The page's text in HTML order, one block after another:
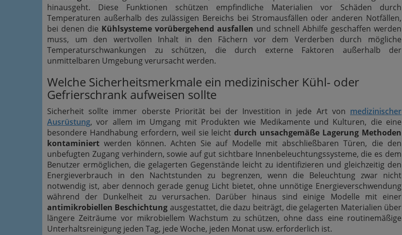
hinausgeht. Diese Funktionen schützen empfindliche Materialien vor Schäden durch
Temperaturen außerhalb des zulässigen Bereichs bei Stromausfällen oder anderen Notfällen,
bei denen die Kühlsysteme vorübergehend ausfallen und schnell Abhilfe geschaffen werden
muss, um den wertvollen Inhalt in den Fächern vor dem Verderben durch mögliche
Temperaturschwankungen zu schützen, die durch externe Faktoren außerhalb der
unmittelbaren Umgebung verursacht werden.
Welche Sicherheitsmerkmale ein medizinischer Kühl- oder
Gefrierschrank aufweisen sollte
Sicherheit sollte immer oberste Priorität bei der Investition in jede Art von medizinischer
Ausrüstung, vor allem im Umgang mit Produkten wie Medikamente und Kulturen, die eine
besondere Handhabung erfordern, weil sie leichtdurch unsachgemäße Lagerung Methoden
kontaminiert werden können. Achten Sie auf Modelle mit abschließbaren Türen, die den
unbefugten Zugang verhindern, sowie auf gut sichtbare Innenbeleuchtungssysteme, die es dem
Benutzer ermöglichen, die gelagerten Gegenstände leicht zu identifizieren und gleichzeitig den
Energieverbrauch in den Nachtstunden zu begrenzen, wenn die Beleuchtung zwar nicht
notwendig ist, aber dennoch gerade genug Licht bietet, ohne unnötige Energieverschwendung
während der Dunkelheit zu verursachen. Darüber hinaus sind einige Modelle mit einer
antimikrobiellen Beschichtung ausgestattet, die dazu beiträgt, die gelagerten Materialien über
längere Zeiträume vor mikrobiellem Wachstum zu schützen, ohne dass eine routinemäßige
Unterhaltsreinigung jeden Tag, jede Woche, jeden Monat usw. erforderlich ist.